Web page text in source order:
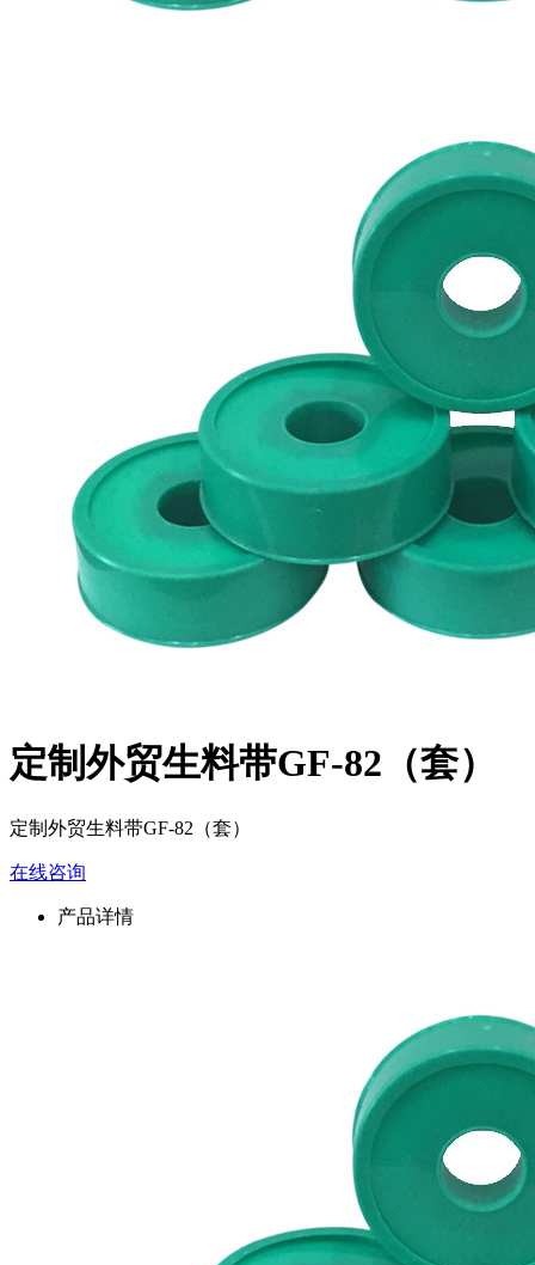
定制外贸生料带GF-82（套）
定制外贸生料带GF-82（套）
在线咨询
产品详情